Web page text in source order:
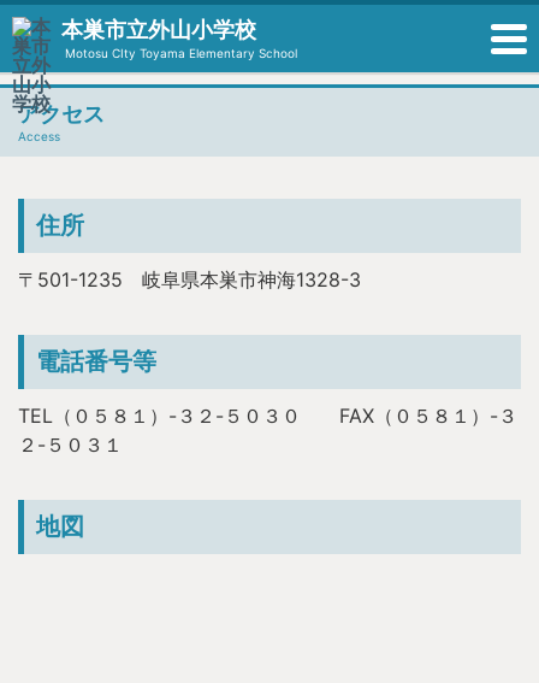
本巣市立外山小学校
Motosu CIty Toyama Elementary School
アクセス
Access
住所
〒501-1235 岐阜県本巣市神海1328-3
電話番号等
TEL（０５８１）-３２-５０３０ FAX（０５８１）-３
２-５０３１
地図